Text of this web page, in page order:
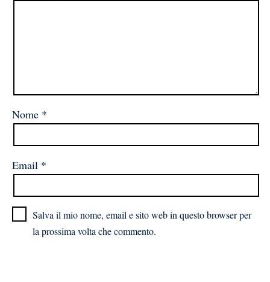
Nome *
Email *
Salva il mio nome, email e sito web in questo browser per
la prossima volta che commento.